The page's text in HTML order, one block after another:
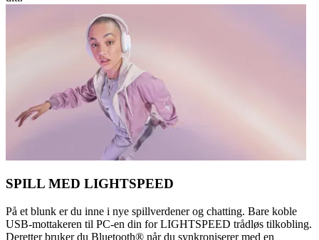
SPILL MED LIGHTSPEED
På et blunk er du inne i nye spillverdener og chatting. Bare koble
USB-mottakeren til PC-en din for LIGHTSPEED trådløs tilkobling.
Deretter bruker du Bluetooth® når du synkroniserer med en